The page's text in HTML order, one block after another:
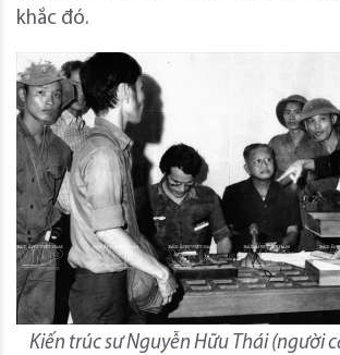
khắc đó.
Kiến trúc sư Nguyễn Hữu Thái (người